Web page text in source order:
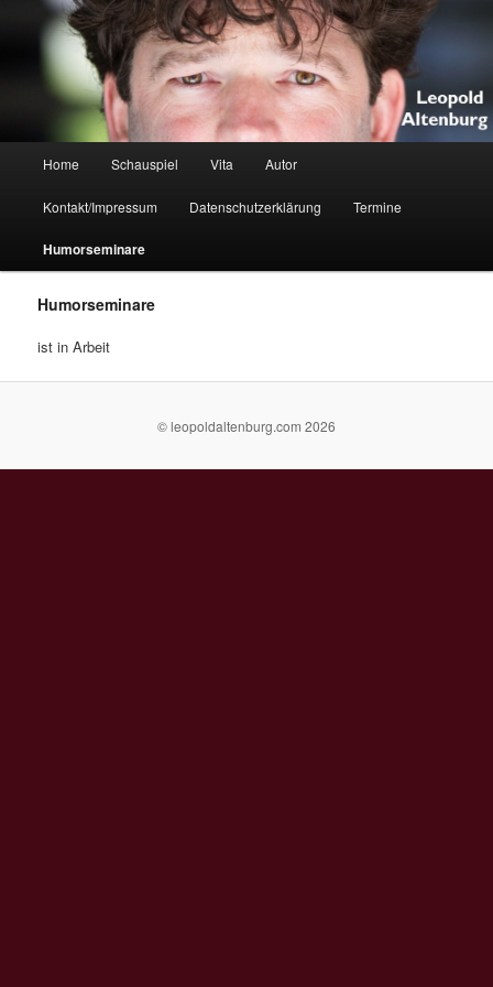
Leopold Altenburg
Die Seite des Schauspieler, Clown und Autor Leopold Altenburg
Zum
primären
Inhalt
springen
Zum
sekundären
Inhalt
springen
Home Schauspiel Vita Autor
Kontakt/Impressum Datenschutzerklärung Termine
Humorseminare
Humorseminare
ist in Arbeit
© leopoldaltenburg.com 2026